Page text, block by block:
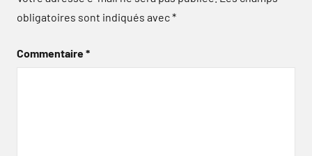
obligatoires sont indiqués avec*
Commentaire*